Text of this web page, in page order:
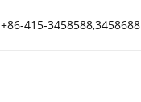
+86-415-3458588,3458688